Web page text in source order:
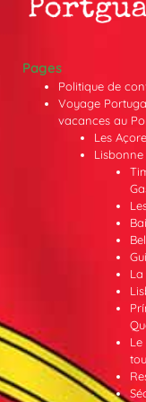
Pages
Politique de
Voyage
vacances au
Les